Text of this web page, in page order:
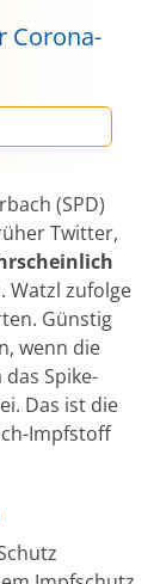
Corona-
(SPD)
Twitter,
Watzl zufolge
Günstig
wenn die
Spike-
Das ist die
Impfstoff